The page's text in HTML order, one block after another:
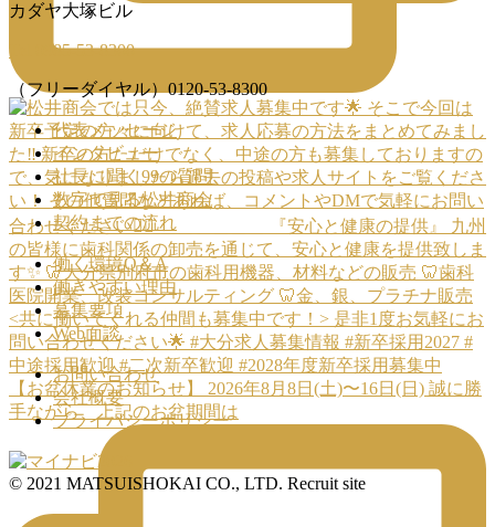
【お盆休業のお知らせ】 2026年8月8日(土)〜16日(日) 誠に勝
手ながら、上記のお盆期間は
カダヤ大塚ビル
Tel 0985-53-8300
（フリーダイヤル）0120-53-8300
代表メッセージ
インタビュー
社長に聞く99の質問
数字で見る松井商会
契約までの流れ
働く環境Q＆A
働きやすい理由
募集要項
Web面談
お問い合わせ
会社概要
プライバシーポリシー
© 2021 MATSUISHOKAI CO., LTD. Recruit site